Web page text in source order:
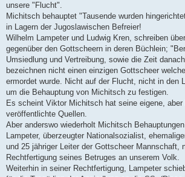
unsere "Flucht".
Michitsch behauptet "Tausende wurden
in Lagern der Jugoslawischen Befreier!
Wilhelm Lampeter und Ludwig Kren, schreiben
gegenüber den Gottscheern in deren Büchlein;
Umsiedlung und Vertreibung, sowie die Zeit
bezeichnen nicht einen einzigen Gottscheer
ermordet wurde. Nicht auf der Flucht, nicht in den
um die Behauptung von Michitsch zu festigen.
Es scheint Viktor Michitsch hat seine eigene,
veröffentlichte Quellen.
Aber anderswo wiederholt Michitsch
Lampeter, überzeugter Nationalsozialist,
und 25 jähriger Leiter der Gottscheer Mannschaft,
Rechtfertigung seines Betruges an unserem Volk.
Weiterhin in seiner Rechtfertigung, Lampeter